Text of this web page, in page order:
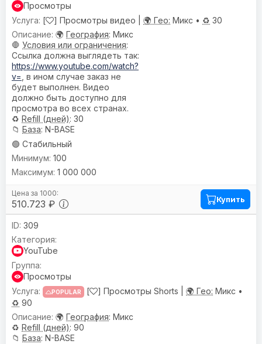
Просмотры
[
] Просмотры видео | 🌍 Гео: Микс • ♻️ 30
🌍 География: Микс
🛑 Условия или ограничения:
Ссылка должна выглядеть так:
https://www.youtube.com/watch?
v= , в ином случае заказ не
будет выполнен. Видео
должно быть доступно для
просмотра во всех странах.
♻️ Refill (дней): 30
📁 База: N-BASE
🟢 Стабильный
510.723 ₽
100
1 000 000
Купить
309
YouTube
Просмотры
POPULAR [ ] Просмотры Shorts | 🌍 Гео: Микс •
♻️ 90
🌍 География: Микс
♻️ Refill (дней): 90
📁 База: N-BASE